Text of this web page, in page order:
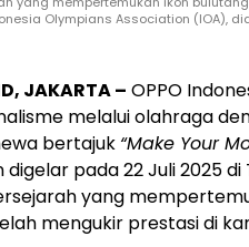
Olympians Association (IOA),
JAKARTA – OPPO
melalui olahraga
bertajuk “Make Your
pada 22 Juli 2025
yang
mengukir prestasi di